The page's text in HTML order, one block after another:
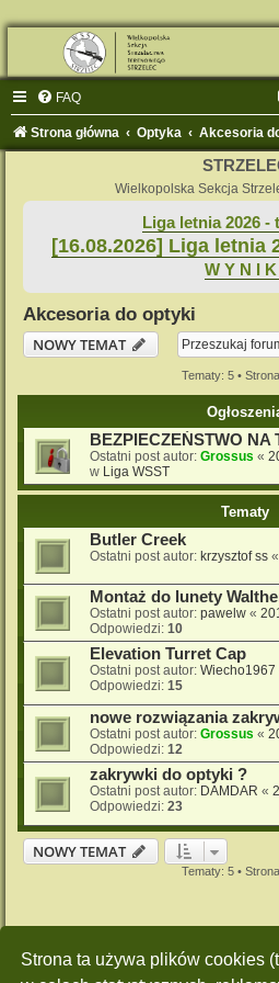
Strona ta używa plików cookies
FAQ
Strona główna Optyka Akcesoria
Wielkopolska Sekcja
Liga letnia 2026 -
[16.08.2026] Liga letnia
W Y N I K I
Akcesoria do optyki
NOWY TEMAT
Tematy: 5 • Strona
BEZPIECZEŃSTWO NA
Ostatni post autor: Grossus «
w Liga WSST
Tematy
Butler Creek
Ostatni post autor: krzysztof ss «
Montaż do lunety
Ostatni post autor: pawelw «
Odpowiedzi: 10
Elevation Turret Cap
Ostatni post autor: Wiecho1967
Odpowiedzi: 15
nowe rozwiązania
Ostatni post autor: Grossus «
Odpowiedzi: 12
zakrywki do optyki ?
Ostatni post autor: DAMDAR «
Odpowiedzi: 23
NOWY TEMAT
Tematy: 5 • Strona
Twoje uprawnienia na tym forum
Nie możesz tworzyć nowych tematów